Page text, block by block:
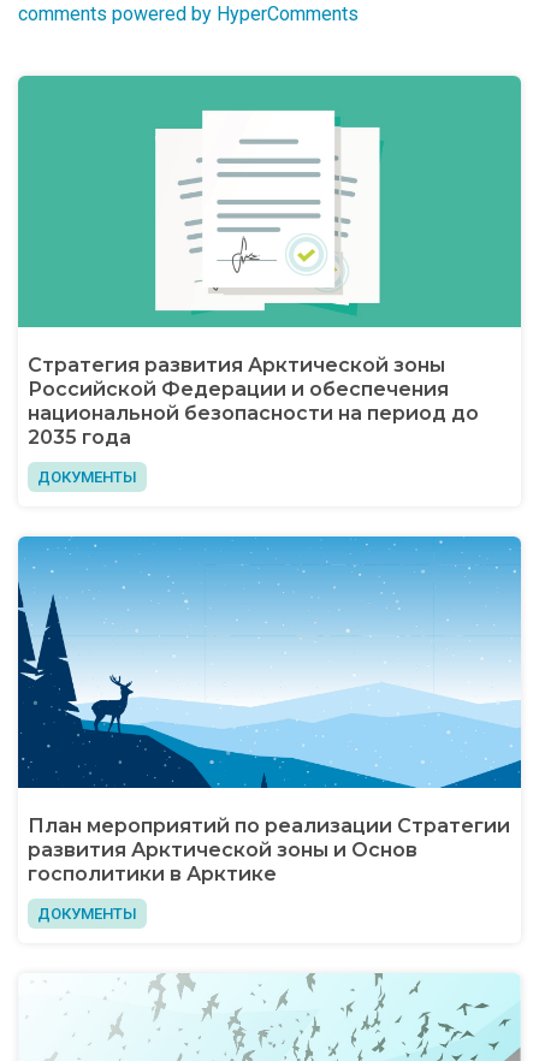
comments powered by HyperComments
Стратегия развития Арктической зоны
Российской Федерации и обеспечения
национальной безопасности на период до
2035 года
ДОКУМЕНТЫ
План мероприятий по реализации Стратегии
развития Арктической зоны и Основ
госполитики в Арктике
ДОКУМЕНТЫ